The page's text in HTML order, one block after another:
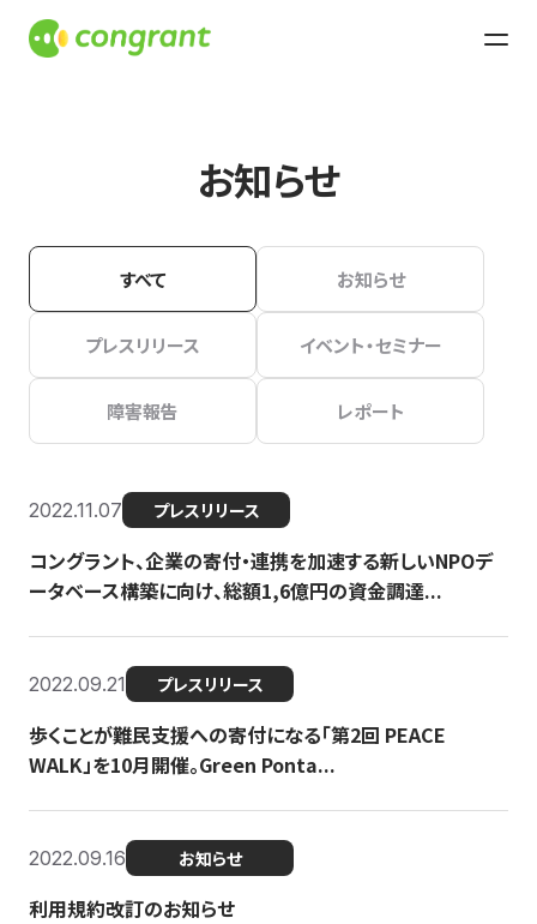
お知らせ
すべて お知らせ
プレスリリース イベント・セミナー
障害報告 レポート
2022.11.07 プレスリリース
コングラント、企業の寄付・連携を加速する新しいNPOデ
ータベース構築に向け、総額1,6億円の資金調達...
2022.09.21 プレスリリース
歩くことが難民支援への寄付になる「第2回 PEACE
WALK」を10月開催。Green Ponta...
2022.09.16 お知らせ
利用規約改訂のお知らせ